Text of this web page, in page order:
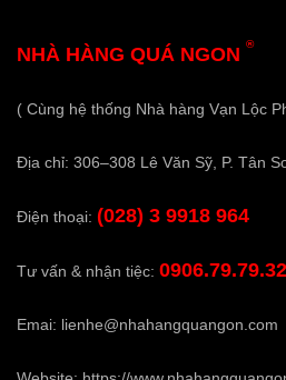
NHÀ HÀNG QUÁ NGON ®
( Cùng hệ thống Nhà hàng Vạn Lộc
Địa chỉ: 306–308 Lê Văn Sỹ, P. Tân
Điện thoại: (028) 3 9918 964
Tư vấn & nhận tiệc: 0906.79.79.32
Emai: lienhe@nhahangquangon.com